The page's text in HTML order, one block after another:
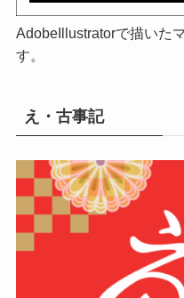
AdobeIllustratorで描いた
す。
え・古事記